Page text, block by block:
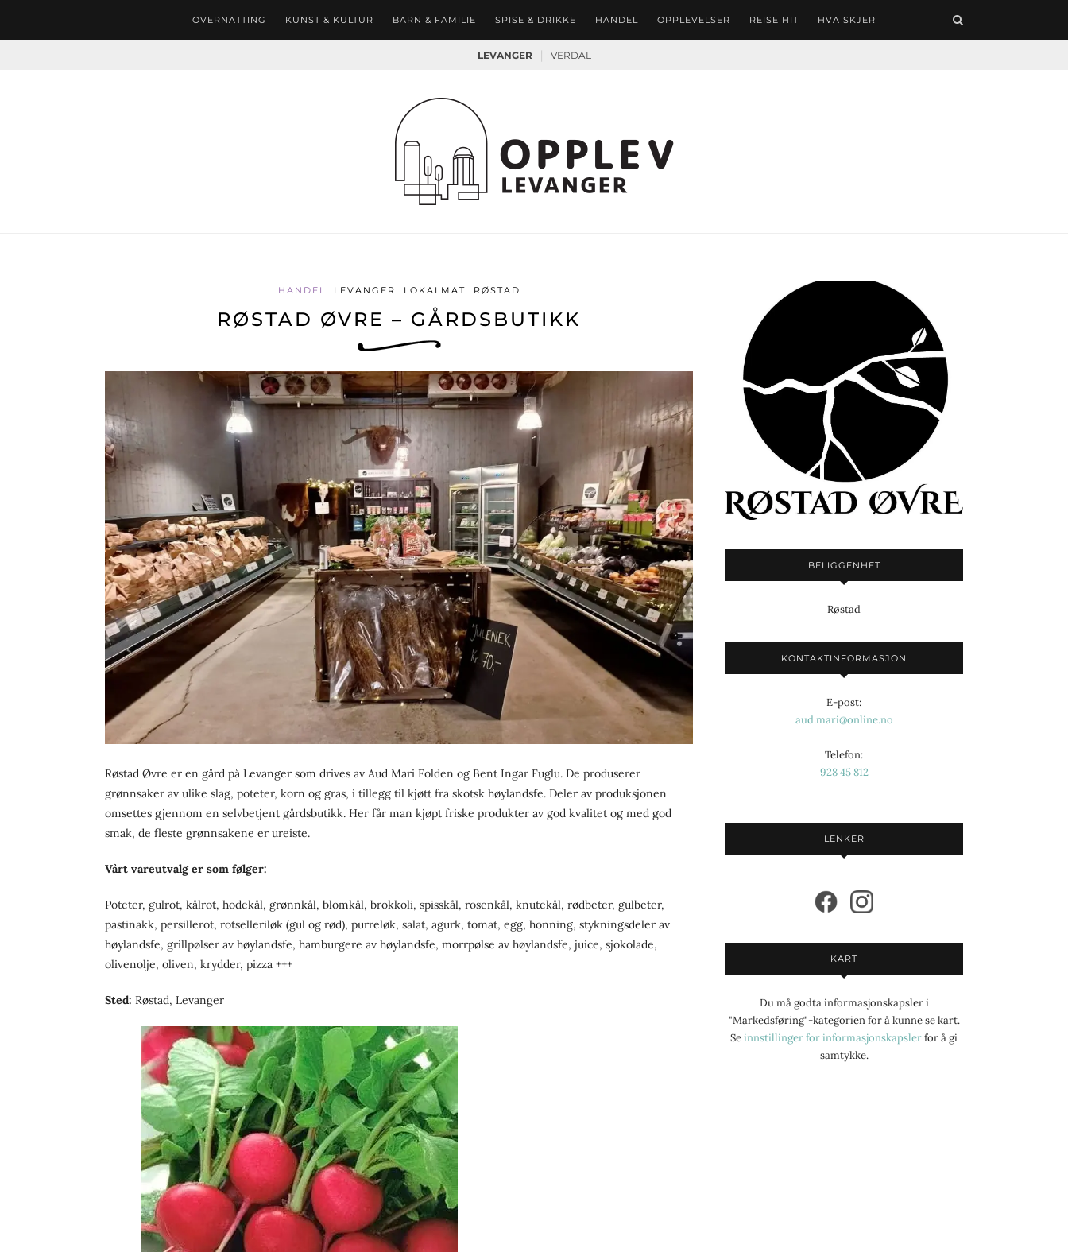
OVERNATTING KUNST & KULTUR BARN & FAMILIE SPISE & DRIKKE HANDEL OPPLEVELSER REISE HIT HVA SKJER
LEVANGER | VERDAL
HANDEL LEVANGER LOKALMAT RØSTAD
RØSTAD ØVRE – GÅRDSBUTIKK
Røstad Øvre er en gård på Levanger som drives av Aud Mari Folden og Bent Ingar Fuglu. De produserer
grønnsaker av ulike slag, poteter, korn og gras, i tillegg til kjøtt fra skotsk høylandsfe. Deler av produksjonen
omsettes gjennom en selvbetjent gårdsbutikk. Her får man kjøpt friske produkter av god kvalitet og med god
smak, de fleste grønnsakene er ureiste.
Vårt vareutvalg er som følger:
Poteter, gulrot, kålrot, hodekål, grønnkål, blomkål, brokkoli, spisskål, rosenkål, knutekål, rødbeter, gulbeter,
pastinakk, persillerot, rotselleriløk (gul og rød), purreløk, salat, agurk, tomat, egg, honning, stykningsdeler av
høylandsfe, grillpølser av høylandsfe, hamburgere av høylandsfe, morrpølse av høylandsfe, juice, sjokolade,
olivenolje, oliven, krydder, pizza +++
Sted: Røstad, Levanger
BELIGGENHET
Røstad
KONTAKTINFORMASJON
E-post:
aud.mari@online.no
Telefon:
928 45 812
LENKER
KART
Du må godta informasjonskapsler i
"Markedsføring"-kategorien for å kunne se kart.
Seinnstillinger for informasjonskapslerfor å gi
samtykke.